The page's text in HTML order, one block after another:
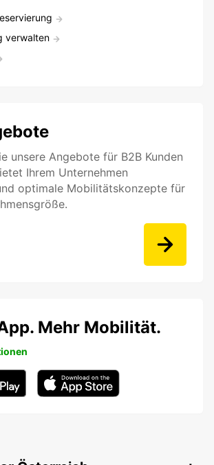
verwalten
unsere Angebote für B2B Kunden
Ihrem Unternehmen
optimale Mobilitätskonzepte für
Mehr Mobilität.